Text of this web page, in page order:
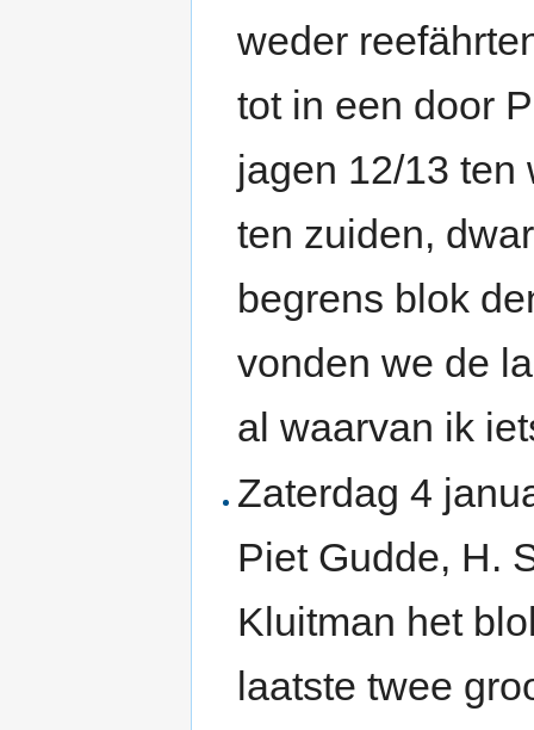
weder
tot in een door
jagen 12/13 ten
ten zuiden,
begrens blok
vonden we de
al waarvan ik
Zaterdag 4
Piet Gudde, H.
Kluitman het
laatste twee